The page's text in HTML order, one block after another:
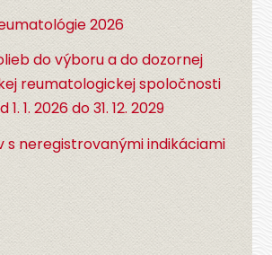
2026
do výboru a do dozornej
reumatologickej spoločnosti
1. 2026 do 31. 12. 2029
s neregistrovanými indikáciami